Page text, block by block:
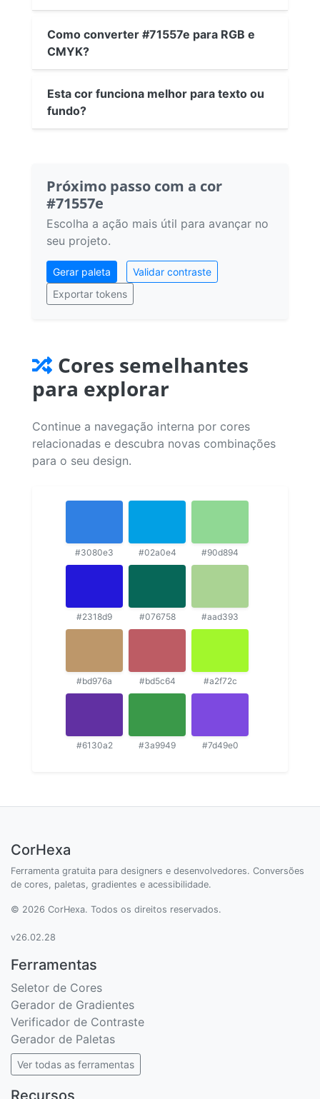
Como converter #71557e para RGB e
CMYK?
Esta cor funciona melhor para texto ou
fundo?
Próximo passo com a cor
#71557e
Escolha a ação mais útil para avançar no
seu projeto.
Gerar paleta
Validar contraste
Exportar tokens
Cores semelhantes
para explorar
Continue a navegação interna por cores
relacionadas e descubra novas combinações
para o seu design.
#3080e3 #02a0e4 #90d894
#2318d9 #076758 #aad393
#bd976a #bd5c64 #a2f72c
#6130a2 #3a9949 #7d49e0
CorHexa
Ferramenta gratuita para designers e desenvolvedores. Conversões
de cores, paletas, gradientes e acessibilidade.
© 2026 CorHexa. Todos os direitos reservados.
v26.02.28
Ferramentas
Seletor de Cores
Gerador de Gradientes
Verificador de Contraste
Gerador de Paletas
Ver todas as ferramentas
Recursos